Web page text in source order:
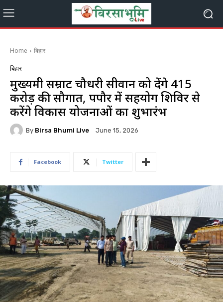
Home बिहार
बिहार
मुख्यमंत्री सम्राट चौधरी सीवान को देंगे 415
करोड़ की सौगात, पपौर में सहयोग शिविर से
करेंगे विकास योजनाओं का शुभारंभ
By Birsa Bhumi Live June 15, 2026
Facebook Twitter